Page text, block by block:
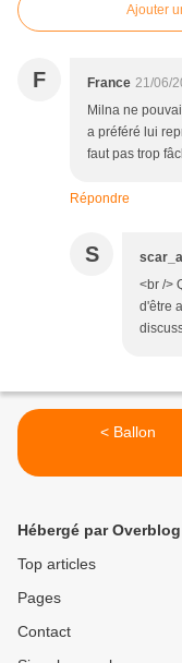
Ajouter
F France 21/06/
Milna ne
a préféré lui
faut pas trop
Répondre
S
<br />
d'être
< Ballon
Hébergé par Overblog
Top articles
Pages
Contact